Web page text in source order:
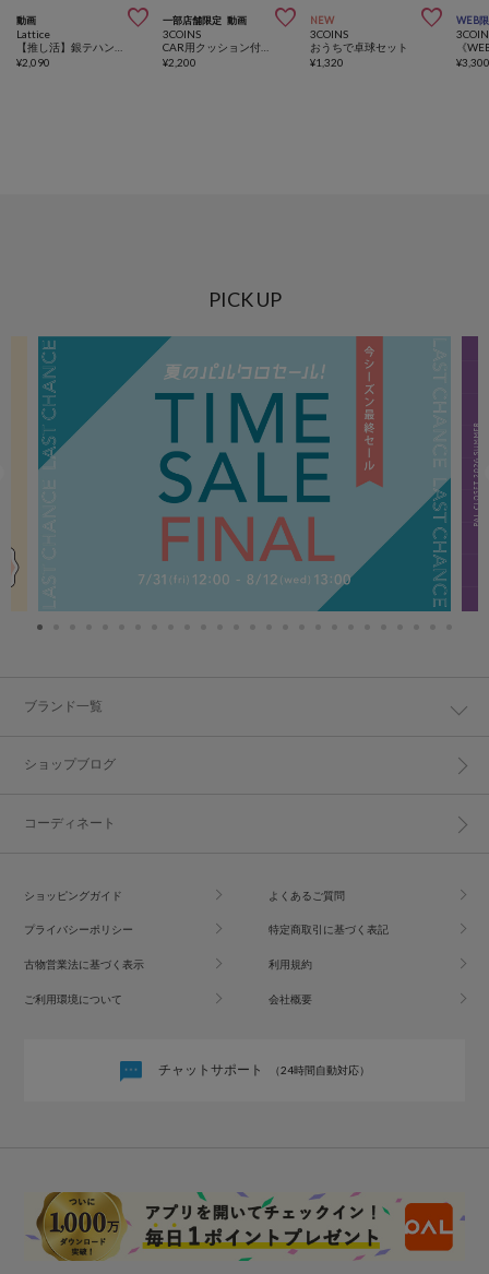
動画 
Lattice
¥2,090
一部店舗限定 動画 
3COINS
¥2,200
NEW 
3COINS
おうちで卓球セット
¥1,320
WEB
¥
PICK UP
ブランド一覧
ショップブログ
コーディネート
ショッピングガイド よくあるご質問
プライバシーポリシー 特定商取引に基づく表記
古物営業法に基づく表示 利用規約
ご利用環境について 会社概要
チャットサポート （24時間自動対応）